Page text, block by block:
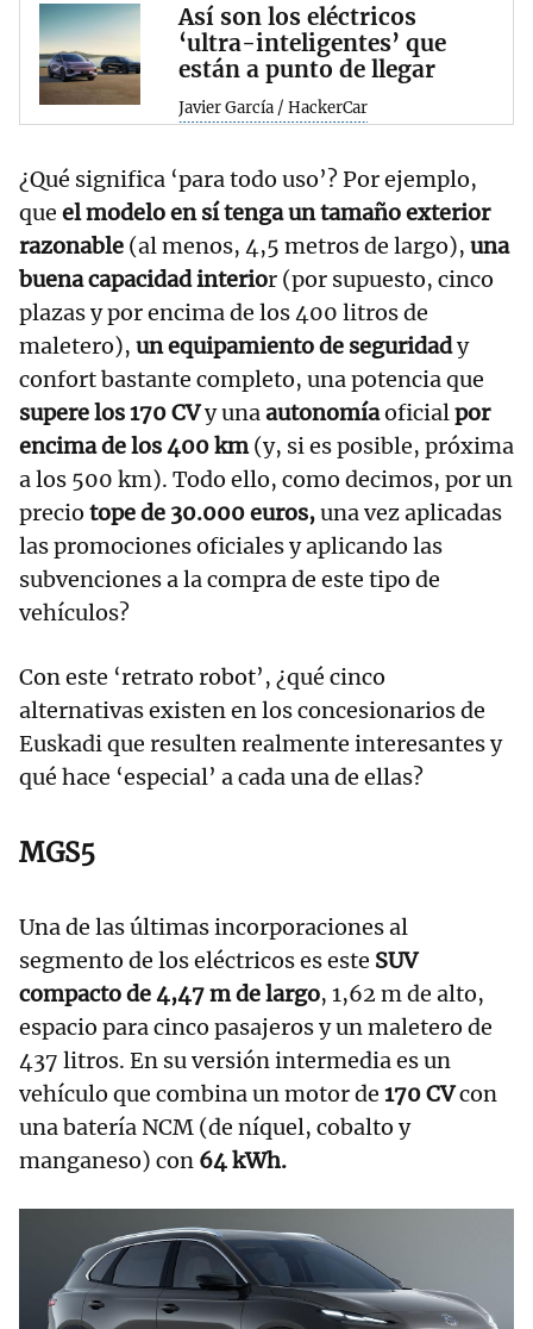
Así son los eléctricos
‘ultra-inteligentes’ que
están a punto de llegar
Javier García / HackerCar
¿Qué significa ‘para todo uso’? Por ejemplo,
que el modelo en sí tenga un tamaño exterior
razonable (al menos, 4,5 metros de largo), una
buena capacidad interior (por supuesto, cinco
plazas y por encima de los 400 litros de
maletero), un equipamiento de seguridady
confort bastante completo, una potencia que
supere los 170 CVy unaautonomíaoficialpor
encima de los 400 km(y, si es posible, próxima
a los 500 km). Todo ello, como decimos, por un
precio tope de 30.000 euros,una vez aplicadas
las promociones oficiales y aplicando las
subvenciones a la compra de este tipo de
vehículos?
Con este ‘retrato robot’, ¿qué cinco
alternativas existen en los concesionarios de
Euskadi que resulten realmente interesantes y
qué hace ‘especial’ a cada una de ellas?
MGS5
Una de las últimas incorporaciones al
segmento de los eléctricos es este SUV
compacto de 4,47 m de largo, 1,62 m de alto,
espacio para cinco pasajeros y un maletero de
437 litros. En su versión intermedia es un
vehículo que combina un motor de 170 CVcon
una batería NCM (de níquel, cobalto y
manganeso) con 64 kWh.